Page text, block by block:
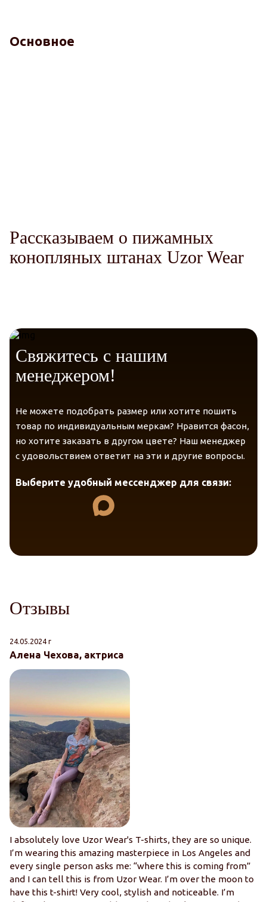
Основное
Рассказываем о пижамных
конопляных штанах Uzor Wear
Свяжитесь с нашим
менеджером!
Не можете подобрать размер или хотите пошить
товар по индивидуальным меркам? Нравится фасон,
но хотите заказать в другом цвете? Наш менеджер
с удовольствием ответит на эти и другие вопросы.
Выберите удобный мессенджер для связи:
Отзывы
24.05.2024 г
Алена Чехова, актриса
I absolutely love Uzor Wear's T-shirts, they are so unique.
I’m wearing this amazing masterpiece in Los Angeles and
every single person asks me: “where this is coming from”
and I can tell this is from Uzor Wear. I’m over the moon to
have this t-shirt! Very cool, stylish and noticeable. I’m